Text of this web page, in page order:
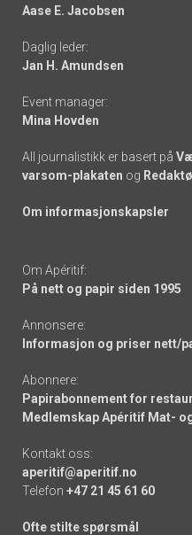
-
links
Aase E. Jacobsen
Daglig leder:
Jan H. Amundsen
Event manager:
Mina Hovden
All journalistikk er basert på
varsom-plakaten og
Om informasjonskapsler
Om Apéritif:
På nett og papir siden 1995
Annonsere:
Informasjon og priser nett/
Abonnere:
Papirabonnement for
Medlemskap Apéritif Mat-
Kontakt oss:
aperitif@aperitif.no
Telefon +47 21 45 61 60
Ofte stilte spørsmål